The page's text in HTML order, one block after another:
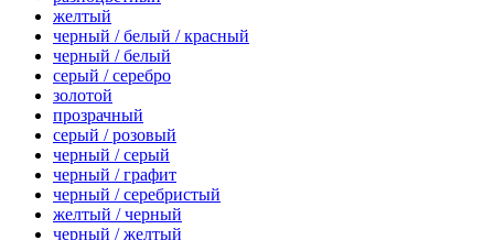
желтый
черный / белый / красный
черный / белый
серый / серебро
золотой
прозрачный
серый / розовый
черный / серый
черный / графит
черный / серебристый
желтый / черный
черный / желтый